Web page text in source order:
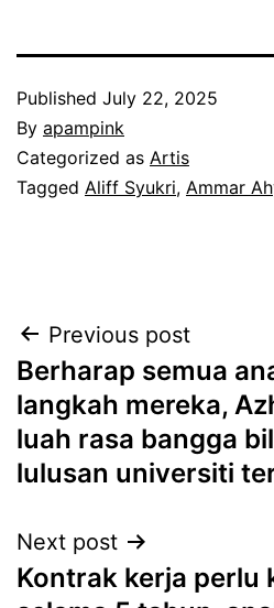
Published July 22, 2025
By apampink
Categorized as Artis
Tagged Aliff Syukri, Ammar
Post
navigation
Previous post
Berharap semua
langkah mereka,
luah rasa bangga
lulusan universiti
Next post
Kontrak kerja perlu